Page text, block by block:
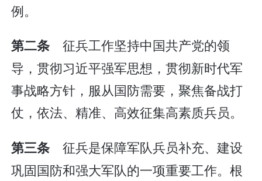
例。
第二条 征兵工作坚持中国共产党的领
导，贯彻习近平强军思想，贯彻新时代军
事战略方针，服从国防需要，聚焦备战打
仗，依法、精准、高效征集高素质兵员。
第三条 征兵是保障军队兵员补充、建设
巩固国防和强大军队的一项重要工作。根